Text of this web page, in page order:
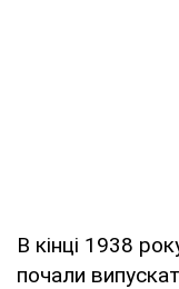
В кінці 1938
почали